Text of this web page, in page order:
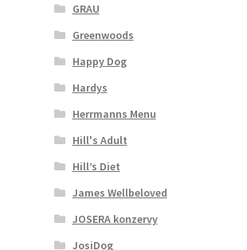
GRAU
Greenwoods
Happy Dog
Hardys
Herrmanns Menu
Hill's Adult
Hill’s Diet
James Wellbeloved
JOSERA konzervy
JosiDog